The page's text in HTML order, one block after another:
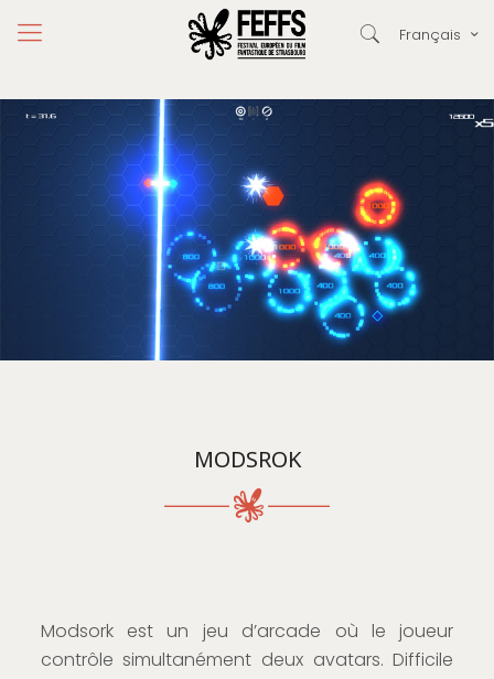
Français
MODSROK
Modsork est un jeu d’arcade où le joueur
contrôle simultanément deux avatars. Difficile